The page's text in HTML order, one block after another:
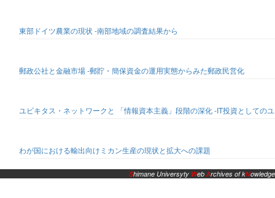
東部ドイツ農業の現状 -南部地域の調査結果から
郵政公社と金融市場 -郵貯・簡保資金の運用実態からみた郵政民営化
ユビキタス・ネットワークと 「情報資本主義」段階の深化 -IT投資として
わが国における輸出向けミカン生産の現状と拡大への課題
Shimane Universyty WebArchives of kNowledge